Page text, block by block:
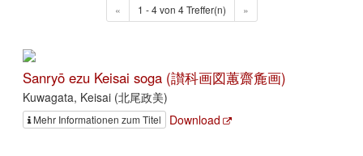
« 1 - 4 von 4 Treffer(n) »
Sanryō ezu Keisai soga (讃科画図蕙齋麁画)
Kuwagata, Keisai (北尾政美)
Mehr Informationen zum Titel Download